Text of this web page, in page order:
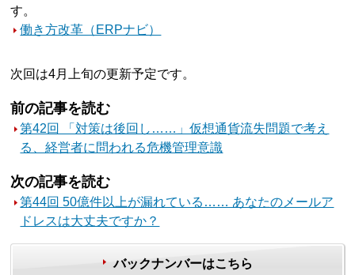
す。
働き方改革（ERPナビ）
次回は4月上旬の更新予定です。
前の記事を読む
第42回 「対策は後回し……」仮想通貨流失問題で考え
る、経営者に問われる危機管理意識
次の記事を読む
第44回 50億件以上が漏れている…… あなたのメールア
ドレスは大丈夫ですか？
バックナンバーはこちら